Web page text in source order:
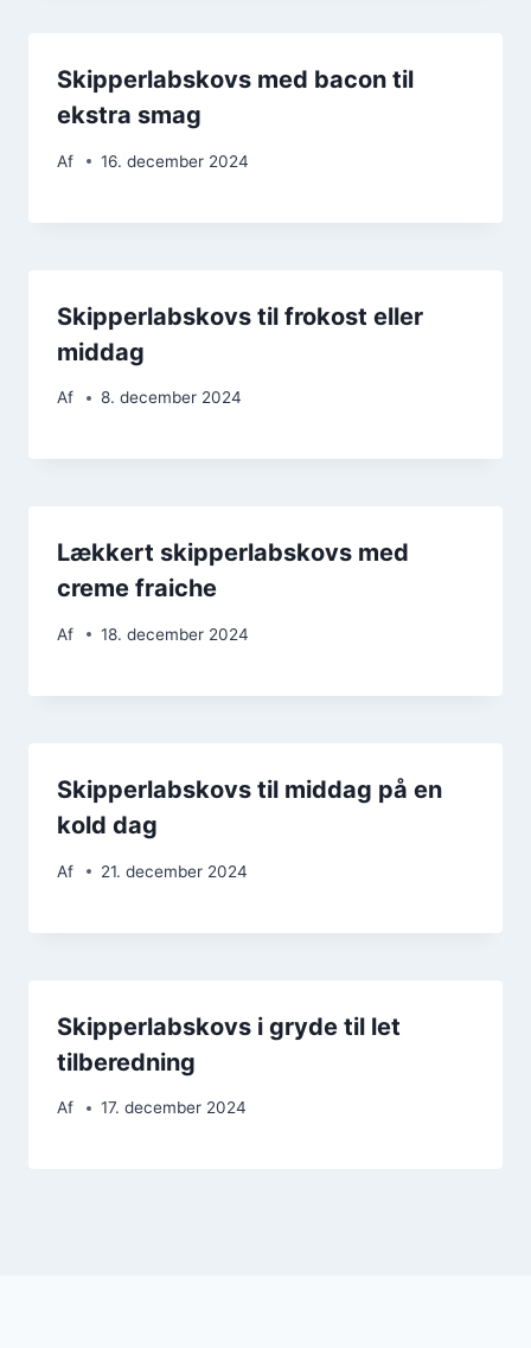
Skipperlabskovs med bacon til
ekstra smag
Af 16. december 2024
Skipperlabskovs til frokost eller
middag
Af 8. december 2024
Lækkert skipperlabskovs med
creme fraiche
Af 18. december 2024
Skipperlabskovs til middag på en
kold dag
Af 21. december 2024
Skipperlabskovs i gryde til let
tilberedning
Af 17. december 2024